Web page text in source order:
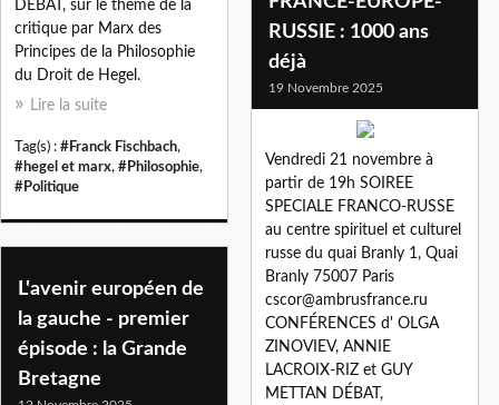
DÉBAT, sur le thème de la
critique par Marx des
Principes de la Philosophie
du Droit de Hegel.
Lire la suite
Tag(s) : #Franck Fischbach,
#hegel et marx, #Philosophie,
#Politique
RUSSIE : 1000 ans
déjà
19 Novembre 2025
Vendredi 21 novembre à
partir de 19h SOIREE
SPECIALE FRANCO-RUSSE
au centre spirituel et culturel
russe du quai Branly 1, Quai
Branly 75007 Paris
cscor@ambrusfrance.ru
CONFÉRENCES d' OLGA
ZINOVIEV, ANNIE
LACROIX-RIZ et GUY
METTAN DÉBAT,
L'avenir européen de
la gauche - premier
épisode : la Grande
Bretagne